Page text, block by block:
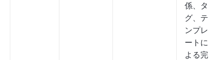
係、タ
グ、テ
ンプレ
ートに
よる完